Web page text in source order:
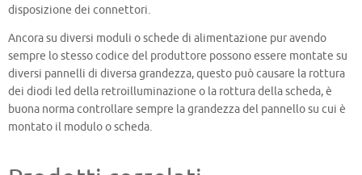
disposizione dei connettori.
Ancora su diversi moduli o schede di alimentazione pur avendo
sempre lo stesso codice del produttore possono essere montate su
diversi pannelli di diversa grandezza, questo può causare la rottura
dei diodi led della retroilluminazione o la rottura della scheda, è
buona norma controllare sempre la grandezza del pannello su cui è
montato il modulo o scheda.